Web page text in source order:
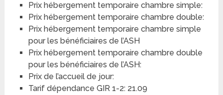
Prix hébergement temporaire chambre simple:
Prix hébergement temporaire chambre double:
Prix hébergement temporaire chambre simple
pour les bénéficiaires de l’ASH
Prix hébergement temporaire chambre double
pour les bénéficiaires de l’ASH:
Prix de l’accueil de jour:
Tarif dépendance GIR 1-2: 21.09